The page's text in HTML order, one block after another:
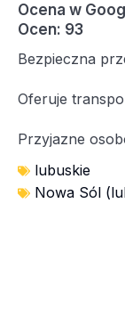
Ocena w
Ocen: 93
Bezpieczna
Oferuje
Przyjazne
lubuskie
Nowa Sól